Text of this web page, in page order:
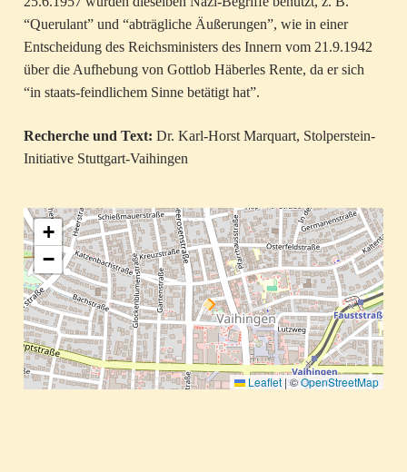
“Querulant” und “abträgliche Äußerungen”, wie in einer
Entscheidung des Reichsministers des Innern vom 21.9.1942
über die Aufhebung von Gottlob Häberles Rente, da er sich
“in staats-feindlichem Sinne betätigt hat”.
Recherche und Text: Dr. Karl-Horst Marquart, Stolperstein-
Initiative Stuttgart-Vaihingen
+
−
Leaflet |©OpenStreetMap